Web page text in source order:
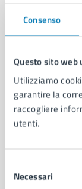
Consenso
Questo sito web
Utilizziamo
garantire la
raccogliere
utenti.
delNecessari
Area Sport,
Servizio